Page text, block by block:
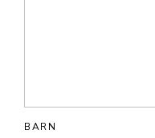
BARN